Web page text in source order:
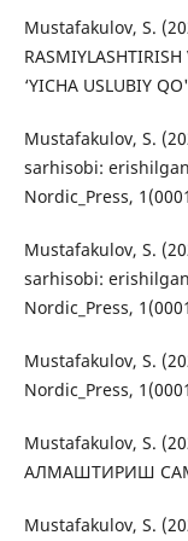
Mustafakulov, S.
‘YICHA USLUBIY
Mustafakulov, S.
sarhisobi:
Nordic_Press,
Mustafakulov, S.
sarhisobi:
Nordic_Press,
Mustafakulov, S.
Nordic_Press,
Mustafakulov, S.
АЛМАШТИРИШ
Mustafakulov, S.